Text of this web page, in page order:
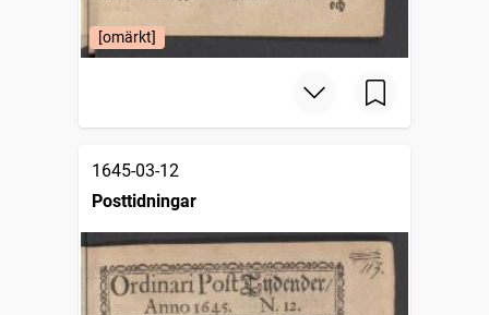
[omärkt]
1645-03-12
Posttidningar